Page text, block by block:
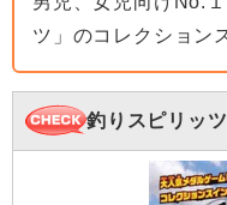
ツ」のコレクション
釣りスピリッ